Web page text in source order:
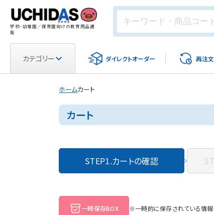
学校・幼稚園／保育園向けの教育用品通
販
カテゴリー ダイレクトオーダー 再注文
ホームカート
カート
STEP1.カートの確認
一時保存BOX ※一時的に保存されている情報